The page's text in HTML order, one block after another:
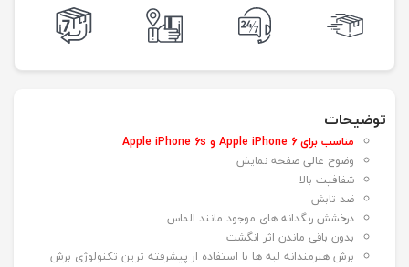
توضیحات
مناسب برای Apple iPhone 6 و Apple iPhone 6s
وضوح عالی صفحه نمایش
شفافیت بالا
ضد تابش
درخشش رنگدانه های موجود مانند الماس
بدون باقی ماندن اثر انگشت
برش هنرمندانه لبه ها با استفاده از پیشرفته ترین تکنولوژی برش